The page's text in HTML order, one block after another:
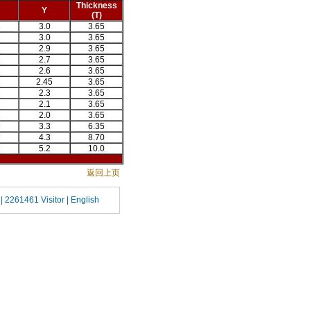
Y
Thickness
(T)
3.0
3.65
3.0
3.65
2.9
3.65
2.7
3.65
2.6
3.65
2.45
3.65
2.3
3.65
2.1
3.65
2.0
3.65
3.3
6.35
4.3
8.70
5.2 10.0
返回上页
| 2261461 Visitor | English